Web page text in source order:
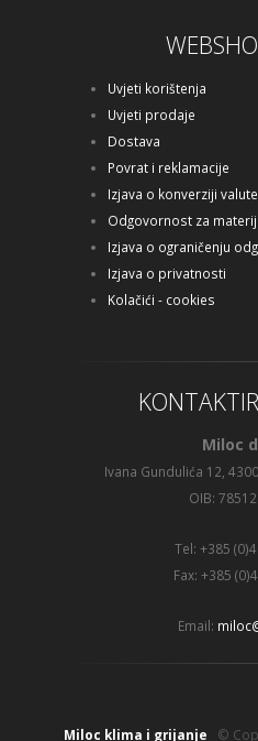
Uvjeti korištenja
Uvjeti prodaje
Dostava
Povrat i reklamacije
Izjava o konverziji valute
Odgovornost za
Izjava o ograničenju
Izjava o privatnosti
Kolačići - cookies
Miloc
Ivana Gundulića 12,
OIB:
Tel: +385
Fax: +385
Email:
Miloc klima i grijanje ©